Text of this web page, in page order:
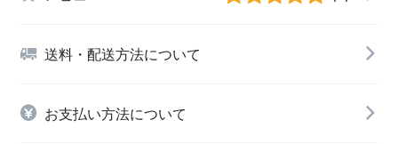
送料・配送方法について
お支払い方法について